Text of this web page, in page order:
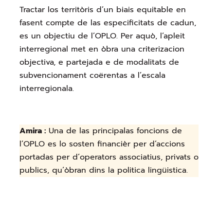
Tractar los territòris d’un biais equitable en
fasent compte de las especificitats de cadun,
es un objectiu de l’OPLO. Per aquò, l’apleit
interregional met en òbra una criterizacion
objectiva, e partejada e de modalitats de
subvencionament coërentas a l’escala
interregionala.
Amira : Una de las principalas foncions de
l’OPLO es lo sosten financièr per d’accions
portadas per d’operators associatius, privats o
publics, qu’òbran dins la politica lingüistica.